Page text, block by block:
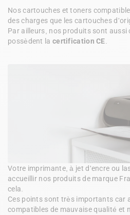
Nos cartouches et toners
des charges que les cartouches
Par ailleurs, nos produits sont aussi
possèdent la certification CE
Votre imprimante, à jet d'encre ou
accueillir nos produits de marque
cela.
Ces points sont très importants car
compatibles de mauvaise qualité et